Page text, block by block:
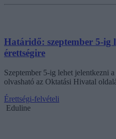
Határidő: szeptember 5-ig
érettségire
Szeptember 5-ig lehet jelentkezni
olvasható az Oktatási Hivatal
Érettségi-felvételi
Eduline